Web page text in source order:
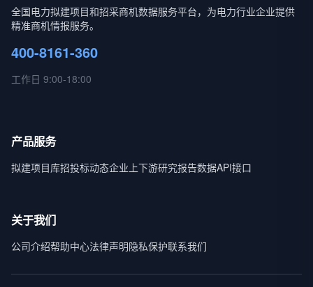
全国电力拟建项目和招采商机数据服务平台，为电力行业企业提供
精准商机情报服务。
400-8161-360
工作日 9:00-18:00
产品服务
拟建项目库招投标动态企业上下游研究报告数据API接口
关于我们
公司介绍帮助中心法律声明隐私保护联系我们